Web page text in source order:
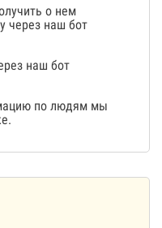
о нем
через наш бот
наш бот
по людям мы